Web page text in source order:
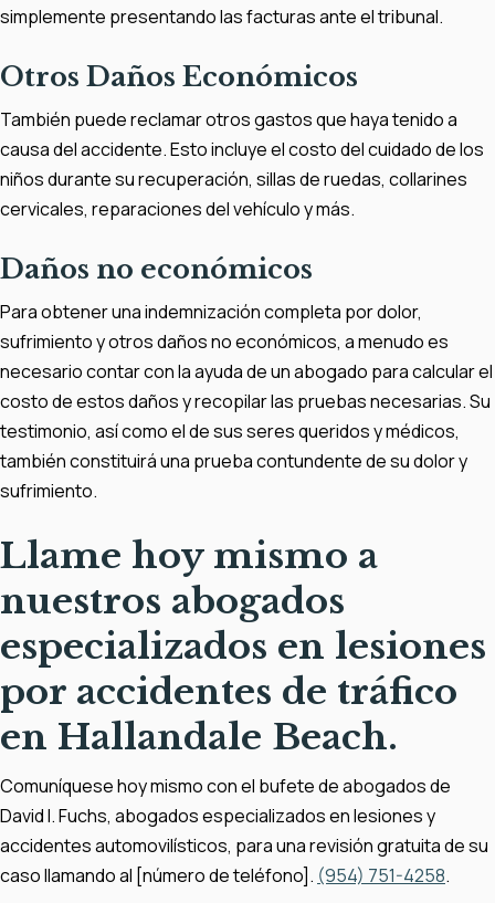
simplemente presentando las facturas ante el tribunal.
Otros Daños Económicos
También puede reclamar otros gastos que haya tenido a
causa del accidente. Esto incluye el costo del cuidado de los
niños durante su recuperación, sillas de ruedas, collarines
cervicales, reparaciones del vehículo y más.
Daños no económicos
Para obtener una indemnización completa por dolor,
sufrimiento y otros daños no económicos, a menudo es
necesario contar con la ayuda de un abogado para calcular el
costo de estos daños y recopilar las pruebas necesarias. Su
testimonio, así como el de sus seres queridos y médicos,
también constituirá una prueba contundente de su dolor y
sufrimiento.
Llame hoy mismo a
nuestros abogados
especializados en lesiones
por accidentes de tráfico
en Hallandale Beach.
Comuníquese hoy mismo con el bufete de abogados de
David I. Fuchs, abogados especializados en lesiones y
accidentes automovilísticos, para una revisión gratuita de su
caso llamando al [número de teléfono]. (954) 751-4258.